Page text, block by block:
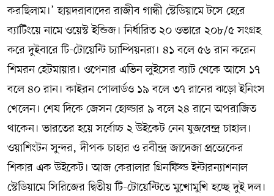
করছিলাম।’ হায়দরাবাদের রাজীব গান্ধী স্টেডিয়ামে টসে হেরে
ব্যাটিংয়ে নামে ওয়েস্ট ইন্ডিজ। নির্ধারিত ২০ ওভারে ২০৮/৫ সংগ্রহ
করে দুইবারে টি-টোয়েন্টি চ্যাম্পিয়নরা। ৪১ বলে ৫৬ রান করেন
শিমরন হেটমায়ার। ওপেনার এভিন লুইসের ব্যাট থেকে আসে ১৭
বলে ৪০ রান। কাইরন পোলার্ডও ১৯ বলে ৩৭ রানের ঝড়ো ইনিংস
খেলেন। শেষ দিকে জেসন হোল্ডার ৯ বলে ২৪ রানে অপরাজিত
থাকেন। ভারতের হয়ে সর্বোচ্চ ২ উইকেট নেন যুজবেন্দ্র চাহাল।
ওয়াশিংটন সুন্দর, দীপক চাহার ও রবীন্দ্র জাদেজা প্রত্যেকের
শিকার এক উইকেট। আজ কেরালার গ্রিনফিল্ড ইন্টারন্যাশনাল
স্টেডিয়ামে সিরিজের দ্বিতীয় টি-টোয়েন্টিতে মুখোমুখি হচ্ছে দুই দল।